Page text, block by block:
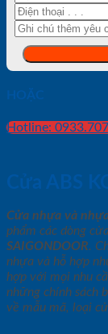
HOẶC
Hotline:
Cửa ABS
Cửa nhựa và
phẩm các dòng
SAIGONDOOR.
nhựa và hỗ hợp
hợp với mọi nhu
những chính sách
về mẫu mã, loại